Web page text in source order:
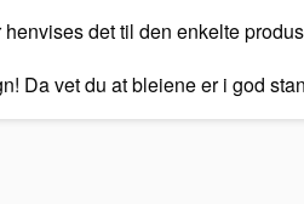
det til den enkelte
Da vet du at bleiene er i god